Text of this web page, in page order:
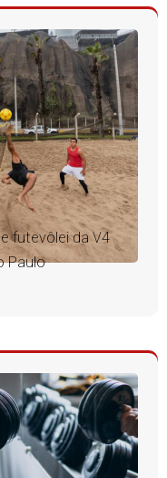
futevôlei da V4
Paulo